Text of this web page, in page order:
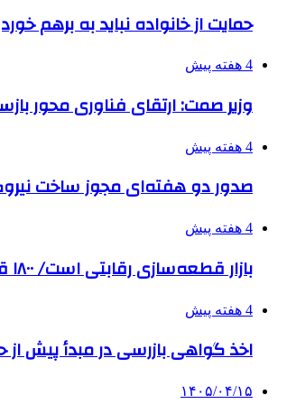
حمایت از خانواده نباید به برهم
4 هفته پیش
وزیر صمت: ارتقای فناوری محور
4 هفته پیش
صدور دو هفته‌ای مجوز ساخت
4 هفته پیش
بازار قطعه‌سازی رقابتی است/ ۱۸۰۰ قطعه‌ساز فعال و رقیب در کشور داریم
4 هفته پیش
اخذ گواهی بازرسی در مبدأ پیش از
۱۴۰۵/۰۴/۱۵